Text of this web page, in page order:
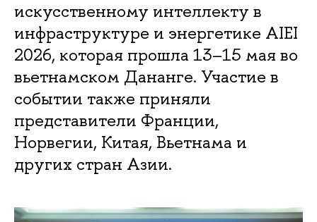
искусственному интеллекту в
инфраструктуре и энергетике AIEI
2026, которая прошла 13–15 мая во
вьетнамском Дананге. Участие в
событии также приняли
представители Франции,
Норвегии, Китая, Вьетнама и
других стран Азии.